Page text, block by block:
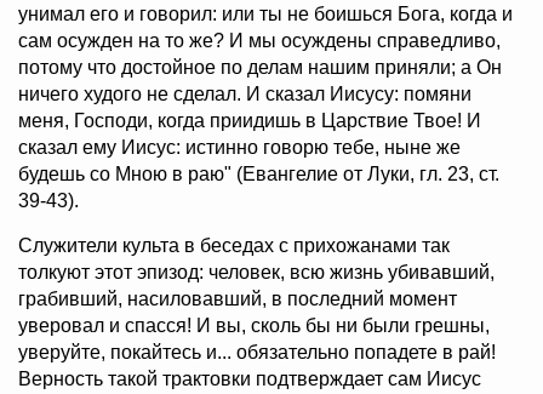
унимал его и говорил: или ты не боишься Бога, когда и
сам осужден на то же? И мы осуждены справедливо,
потому что достойное по делам нашим приняли; а Он
ничего худого не сделал. И сказал Иисусу: помяни
меня, Господи, когда приидишь в Царствие Твое! И
сказал ему Иисус: истинно говорю тебе, ныне же
будешь со Мною в раю" (Евангелие от Луки, гл. 23, ст.
39-43).
Служители культа в беседах с прихожанами так
толкуют этот эпизод: человек, всю жизнь убивавший,
грабивший, насиловавший, в последний момент
уверовал и спасся! И вы, сколь бы ни были грешны,
уверуйте, покайтесь и... обязательно попадете в рай!
Верность такой трактовки подтверждает сам Иисус